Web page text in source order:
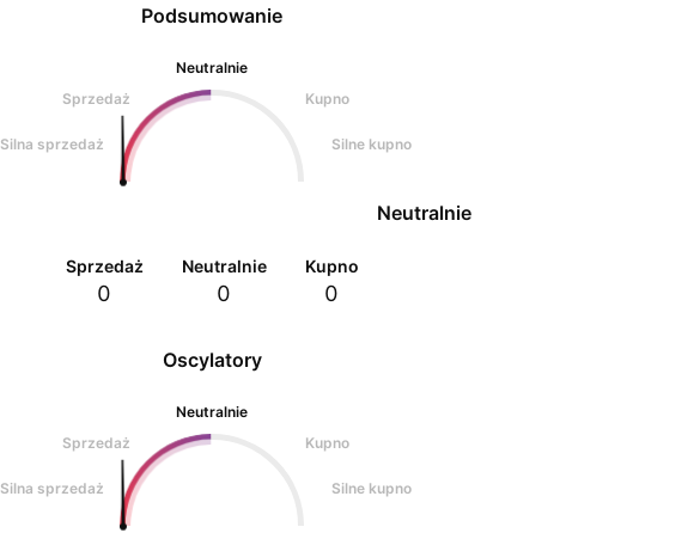
Oscylatory
Neutralnie
Sprzedaż
Kupno
Silna sprzedaż Silne kupno
Podsumowanie
Neutralnie
Sprzedaż
Kupno
Silna sprzedaż Silne kupno
Neutralnie
Sprzedaż
0
Neutralnie
0
Kupno
0